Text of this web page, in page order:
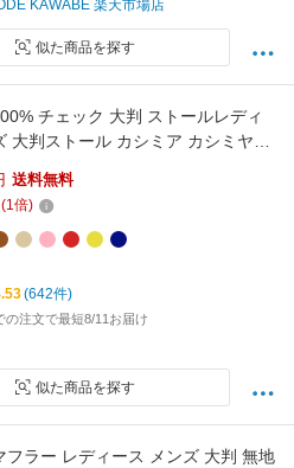
KAWABE 楽天市場店
似た商品を探す
チェック 大判 ストールレディ
大判ストール カシミア カシミヤス
ミアストール タータンチェック チ
フラー 秋 冬 女性 男性 妻 彼女 彼氏
代 40代 50代 60代 プレゼント 誕
ト バレンタイン
送料無料
(1倍)
(642件)
の注文で最短8/11お届け
似た商品を探す
フラー レディース メンズ 大判 無地